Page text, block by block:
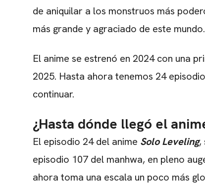
de aniquilar a los monstruos más
más grande y agraciado de este mundo.
El anime se estrenó en 2024 con una
2025. Hasta ahora tenemos 24
continuar.
¿Hasta dónde llegó el
El episodio 24 del anime Solo Leveling,
episodio 107 del manhwa, en pleno
ahora toma una escala un poco más